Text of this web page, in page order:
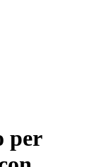
per